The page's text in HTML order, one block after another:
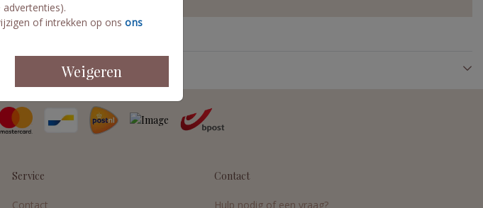
of intrekken op ons ons
WeigerenPrijzen
Service
Contact
Contact
Hulp nodig of een vraag?